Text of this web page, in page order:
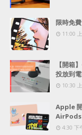
限時免
11:00
【開箱
投放到
10:30
Apple
AirPods
4:30 下